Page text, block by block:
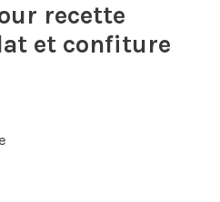
recette
et confiture